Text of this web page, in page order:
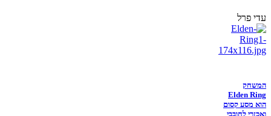
עדי פרל
המשחק
Elden Ring
הוא מסע קסום
ואכזרי לחובבי